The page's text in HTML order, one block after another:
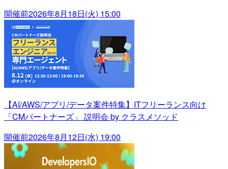
開催前2026年8月18日(火) 15:00
【AI/AWS/アプリ/データ案件特集】ITフリーランス向け
「CMパートナーズ」 説明会 by クラスメソッド
開催前2026年8月12日(水) 19:00